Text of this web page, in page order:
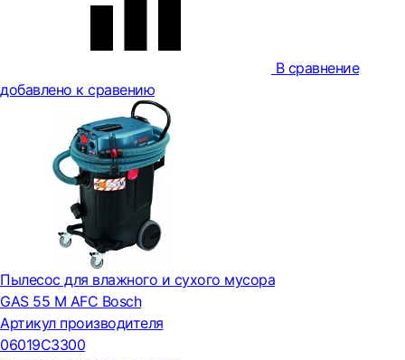
В сравнение
добавлено к сравению
Пылесос для влажного и сухого мусора
GAS 55 M AFC Bosch
Артикул производителя
06019C3300